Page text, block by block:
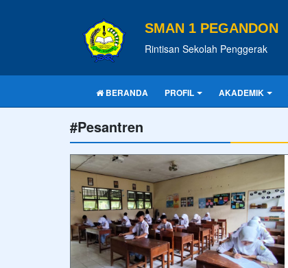
SMAN 1 PEGANDON
Rintisan Sekolah Penggerak
BERANDA PROFIL AKADEMIK
#Pesantren